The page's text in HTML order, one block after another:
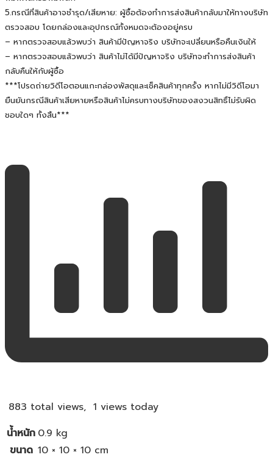
5.กรณีที่สินค้าอาจชำรุด/เสียหาย: ผู้ซื้อต้องทำการส่งสินค้ากลับมาให้ทางบริษัท
ตรวจสอบ โดยกล่องและอุปกรณ์ทั้งหมดจะต้องอยู่ครบ
– หากตรวจสอบแล้วพบว่า สินค้ามีปัญหาจริง บริษัทจะเปลี่ยนหรือคืนเงินให้
– หากตรวจสอบแล้วพบว่า สินค้าไม่ได้มีปัญหาจริง บริษัทจะทำการส่งสินค้า
กลับคืนให้กับผู้ซื้อ
***โปรดถ่ายวิดีโอตอนแกะกล่องพัสดุและเช็คสินค้าทุกครั้ง หากไม่มีวิดีโอมา
ยืนยันกรณีสินค้าเสียหายหรือสินค้าไม่ครบทางบริษัทของสงวนสิทธิ์ไม่รับผิด
ชอบใดๆ ทั้งสิ้น***
883 total views, 1 views today
น้ำหนัก 0.9 kg
ขนาด 10 × 10 × 10 cm